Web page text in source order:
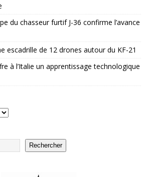
du chasseur furtif J-36 confirme l’avance
escadrille de 12 drones autour du KF-21
à l’Italie un apprentissage technologique
Rechercher